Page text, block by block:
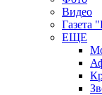
Видео
Газета
ЕЩЕ